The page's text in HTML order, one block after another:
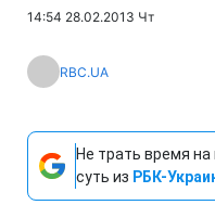
14:54 28.02.2013 Чт
RBC.UA
Не трать время
суть из РБК-